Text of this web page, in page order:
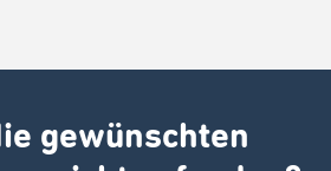
gewünschten